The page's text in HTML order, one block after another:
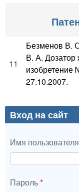
11
Безменов В.
В. А. Дозатор
27.10.2007.
Вход на сайт
Имя пользователя
Пароль*